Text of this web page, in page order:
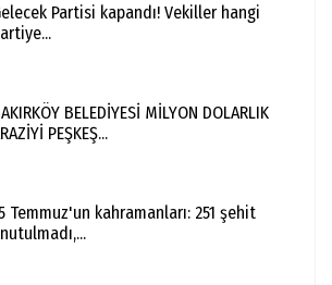
Partisi kapandı! Vekiller hangi
BELEDİYESİ MİLYON DOLARLIK
PEŞKEŞ...
Temmuz'un kahramanları: 251 şehit